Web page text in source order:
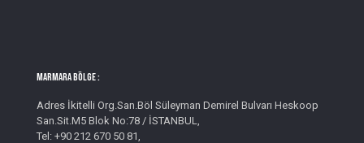
MARMARA BÖLGE :
Adres İkitelli Org.San.Böl Süleyman Demirel Bulvarı Heskoop
San.Sit.M5 Blok No:78 / İSTANBUL,
Tel: +90 212 670 50 81,